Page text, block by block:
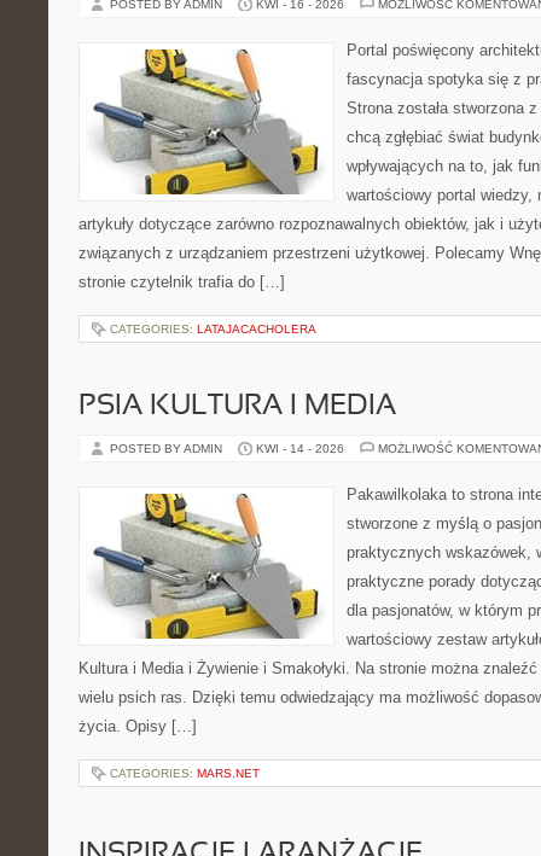
POSTED BY ADMIN KWI - 16 - 2026 MOŻLIWOŚĆ
Portal poświęcony
fascynacja spotyka się z
Strona została stworzona
chcą zgłębiać świat
wpływających na to, jak
wartościowy portal
artykuły dotyczące zarówno rozpoznawalnych obiektów, jak i
związanych z urządzaniem przestrzeni użytkowej. Polecamy
stronie czytelnik trafia do […]
CATEGORIES: LATAJACACHOLERA
PSIA KULTURA I MEDIA
POSTED BY ADMIN KWI - 14 - 2026 MOŻLIWOŚĆ
Pakawilkolaka to strona
stworzone z myślą o
praktycznych wskazówek,
praktyczne porady
dla pasjonatów, w którym
wartościowy zestaw
Kultura i Media i Żywienie i Smakołyki. Na stronie można
wielu psich ras. Dzięki temu odwiedzający ma możliwość
życia. Opisy […]
CATEGORIES: MARS.NET